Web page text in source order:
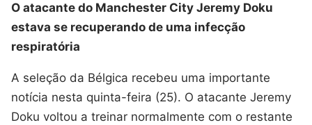
O atacante do Manchester City Jeremy Doku
estava se recuperando de uma infecção
respiratória
A seleção da Bélgica recebeu uma importante
notícia nesta quinta-feira (25). O atacante Jeremy
Doku voltou a treinar normalmente com o restante